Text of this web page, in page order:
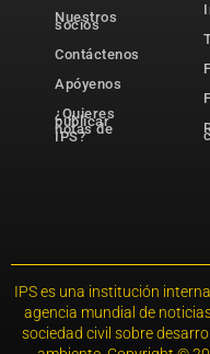
Nuestros
socios
Contáctenos
Apóyenos
¿Quieres
publicar
notas de
IPS?
IPS es una institución
agencia mundial de
sociedad civil sobre